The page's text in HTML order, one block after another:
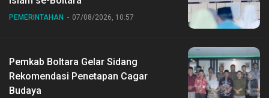
PEMERINTAHAN 07/08/2026, 10:57
Pemkab Boltara Gelar Sidang
Rekomendasi Penetapan Cagar
Budaya